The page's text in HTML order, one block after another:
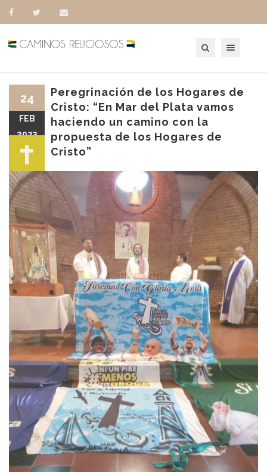
Peregrinación de los Hogares de
Cristo: “En Mar del Plata vamos
haciendo un camino con la
propuesta de los Hogares de
Cristo”
24
FEB
2023